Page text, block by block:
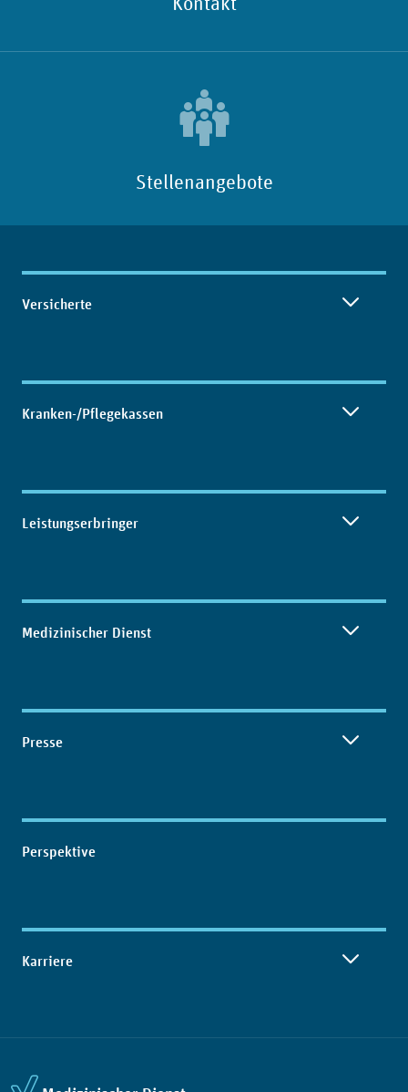
Stellenangebote
Inhaltsübersicht
Versicherte
Kranken-/Pflegekassen
Leistungserbringer
Medizinischer Dienst
Presse
Perspektive
Karriere